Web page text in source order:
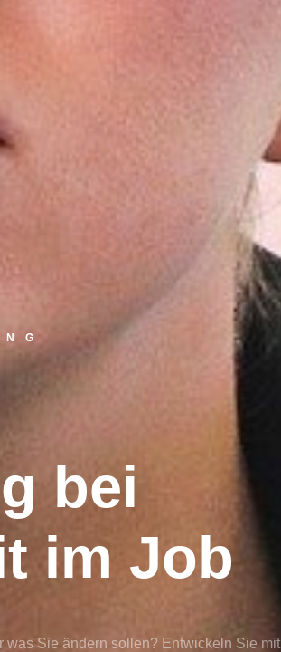
bei
im Job
was Sie ändern sollen? Entwickeln Sie mit